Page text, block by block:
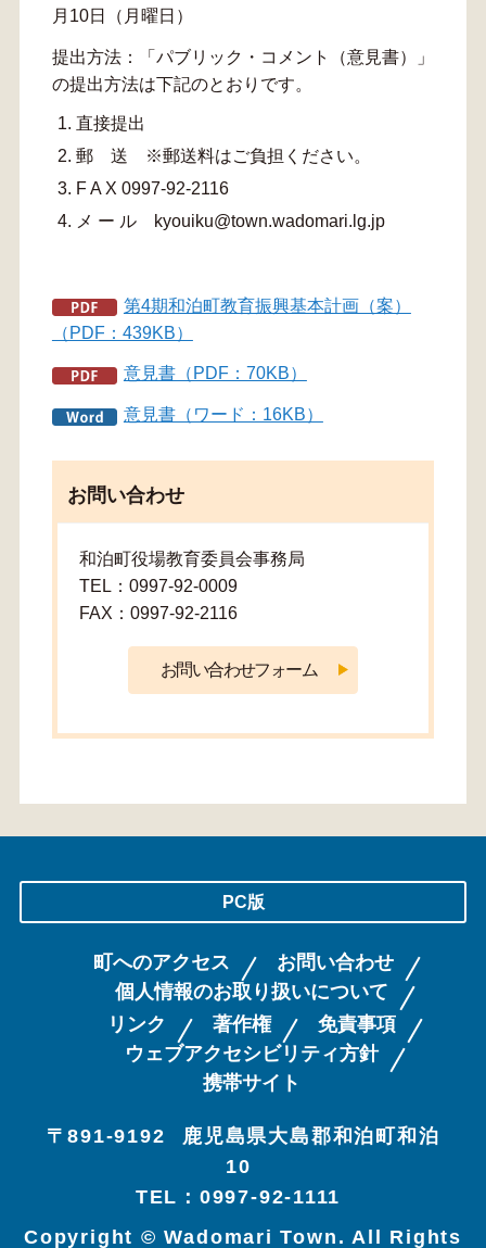
月10日（月曜日）
提出方法：「パブリック・コメント（意見書）」
の提出方法は下記のとおりです。
直接提出
郵 送 ※郵送料はご負担ください。
F A X 0997-92-2116
メ ー ル kyouiku@town.wadomari.lg.jp
第4期和泊町教育振興基本計画（案）
（PDF：439KB）
意見書（PDF：70KB）
意見書（ワード：16KB）
お問い合わせ
和泊町役場教育委員会事務局
TEL：0997-92-0009
FAX：0997-92-2116
PC版
町へのアクセス
お問い合わせ
個人情報のお取り扱いについて
リンク
著作権
免責事項
ウェブアクセシビリティ方針
携帯サイト
〒891-9192
鹿児島県大島郡和泊町和泊
10
TEL：0997-92-1111
Copyright © Wadomari Town. All Rights